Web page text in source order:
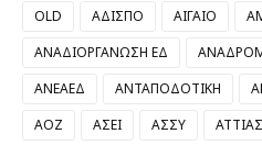
OLD ΑΔΙΣΠΟ ΑΙΓΑΙΟ
ΑΝΑΔΙΟΡΓΑΝΩΣΗ ΕΔ
ΑΝΕΑΕΔ
ΑΝΤΑΠΟΔΟΤΙΚΗ
ΑΟΖ
ΑΣΕΙ ΑΣΣΥ ΑΤΤΙΑΣ